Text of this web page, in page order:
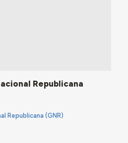
Republicana
Republicana (GNR)